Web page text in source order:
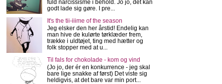
fuld narcissisme i behold. Jo jo, det kan
godt lade sig gøre. I pre...
It's the tii-iiime of the season
Jeg elsker den her årstid! Endelig kan
man hive de kulørte tørklæder frem,
trække i uldtøjet, ting med hætter og
folk stopper med at u...
Til fals for chokolade - kom og vind
(Jo jo, der ér en konkurrence - jeg skal
bare lige snakke af først) Det viste sig
heldigvis, at det bare var min port...